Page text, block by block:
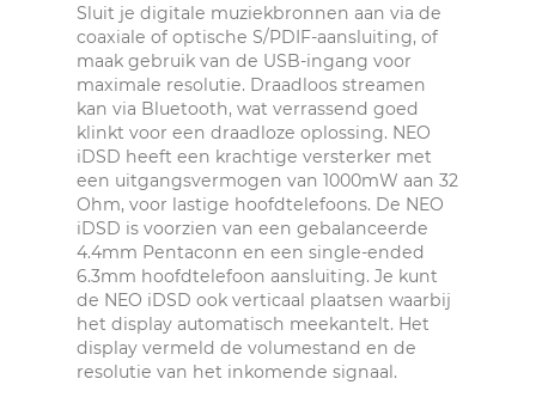
Sluit je digitale muziekbronnen aan via de
coaxiale of optische S/PDIF-aansluiting, of
maak gebruik van de USB-ingang voor
maximale resolutie. Draadloos streamen
kan via Bluetooth, wat verrassend goed
klinkt voor een draadloze oplossing. NEO
iDSD heeft een krachtige versterker met
een uitgangsvermogen van 1000mW aan 32
Ohm, voor lastige hoofdtelefoons. De NEO
iDSD is voorzien van een gebalanceerde
4.4mm Pentaconn en een single-ended
6.3mm hoofdtelefoon aansluiting. Je kunt
de NEO iDSD ook verticaal plaatsen waarbij
het display automatisch meekantelt. Het
display vermeld de volumestand en de
resolutie van het inkomende signaal.